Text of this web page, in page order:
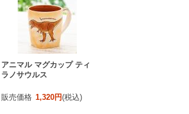
アニマル マグカップ ティ
ラノサウルス
販売価格 1,320円(税込)